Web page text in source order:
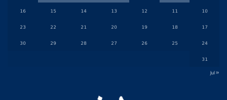
10
11
12
13
14
15
16
17
18
19
20
21
22
23
24
25
26
27
28
29
30
31
« Jul